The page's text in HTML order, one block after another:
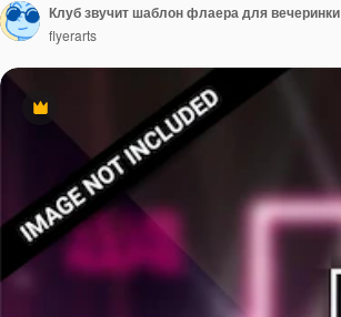
Премиум
Клуб звучит шаблон флаера для вечеринки
flyerarts